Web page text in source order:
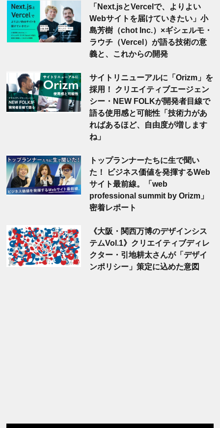
「Next.jsとVercelで、よりよい
Webサイトを届けていきたい」小
島芳樹（chot Inc.）×ギシェルモ・
ラウチ（Vercel）が語る技術の意
義と、これからの開発
サイトリニューアルに「Orizm」を
採用！ クリエイティブエージェン
シー・NEW FOLKが開発者目線で
語る使用感と可能性「技術力があ
ればあるほど、自由度が増します
ね」
トップランナーたちに生で聞い
た！ ビジネス価値を発揮するWeb
サイト最前線。「web
professional summit by Orizm」
密着レポート
《大阪・関西万博のデザインシス
テムVol.1》クリエイティブディレ
クター・引地耕太さんが「デザイ
ンポリシー」策定に込めた意図